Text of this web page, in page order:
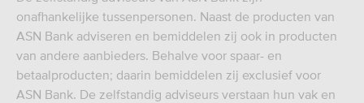
onafhankelijke tussenpersonen. Naast de producten van
ASN Bank adviseren en bemiddelen zij ook in producten
van andere aanbieders. Behalve voor spaar- en
betaalproducten; daarin bemiddelen zij exclusief voor
ASN Bank. De zelfstandig adviseurs verstaan hun vak en